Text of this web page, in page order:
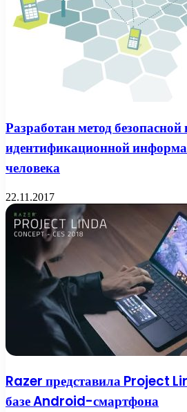
Разработан метод безопасной
идентификационной
человека
22.11.2017
Razer представила Project
базе Android-смартфона